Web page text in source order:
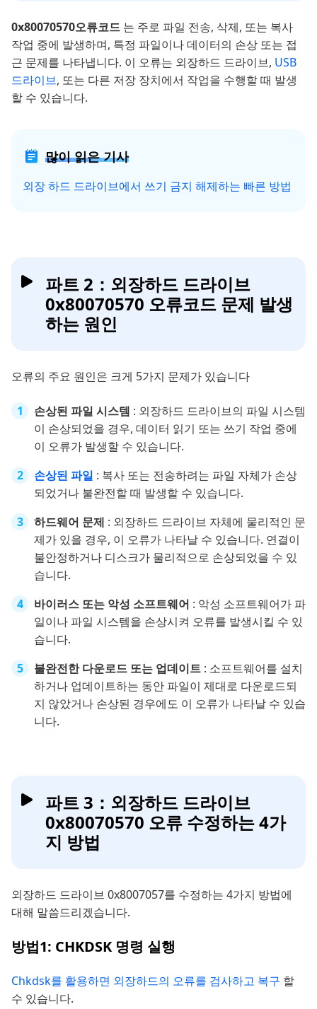
0x80070570오류코드 는 주로 파일 전송, 삭제, 또는 복사
작업 중에 발생하며, 특정 파일이나 데이터의 손상 또는 접
근 문제를 나타냅니다. 이 오류는 외장하드 드라이브, USB
드라이브, 또는 다른 저장 장치에서 작업을 수행할 때 발생
할 수 있습니다.
많이 읽은 기사
외장 하드 드라이브에서 쓰기 금지 해제하는 빠른 방법
파트 2：외장하드 드라이브
0x80070570 오류코드 문제 발생
하는 원인
오류의 주요 원인은 크게 5가지 문제가 있습니다
손상된 파일 시스템 : 외장하드 드라이브의 파일 시스템
이 손상되었을 경우, 데이터 읽기 또는 쓰기 작업 중에
이 오류가 발생할 수 있습니다.
손상된 파일 : 복사 또는 전송하려는 파일 자체가 손상
되었거나 불완전할 때 발생할 수 있습니다.
하드웨어 문제 : 외장하드 드라이브 자체에 물리적인 문
제가 있을 경우, 이 오류가 나타날 수 있습니다. 연결이
불안정하거나 디스크가 물리적으로 손상되었을 수 있
습니다.
바이러스 또는 악성 소프트웨어 : 악성 소프트웨어가 파
일이나 파일 시스템을 손상시켜 오류를 발생시킬 수 있
습니다.
불완전한 다운로드 또는 업데이트 : 소프트웨어를 설치
하거나 업데이트하는 동안 파일이 제대로 다운로드되
지 않았거나 손상된 경우에도 이 오류가 나타날 수 있습
니다.
파트 3：외장하드 드라이브
0x80070570 오류 수정하는 4가
지 방법
외장하드 드라이브 0x8007057를 수정하는 4가지 방법에
대해 말씀드리겠습니다.
방법1: CHKDSK 명령 실행
Chkdsk를 활용하면 외장하드의 오류를 검사하고 복구 할
수 있습니다.